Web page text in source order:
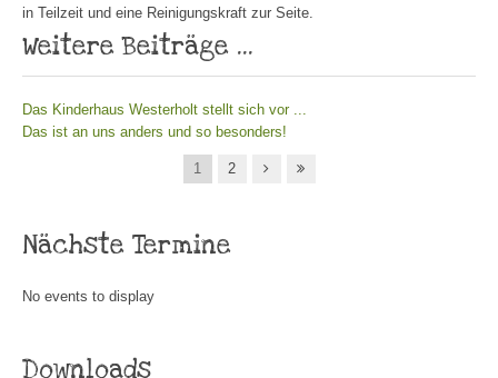
in Teilzeit und eine Reinigungskraft zur Seite.
Weitere Beiträge ...
Das Kinderhaus Westerholt stellt sich vor ...
Das ist an uns anders und so besonders!
1 2
Nächste Termine
No events to display
Downloads